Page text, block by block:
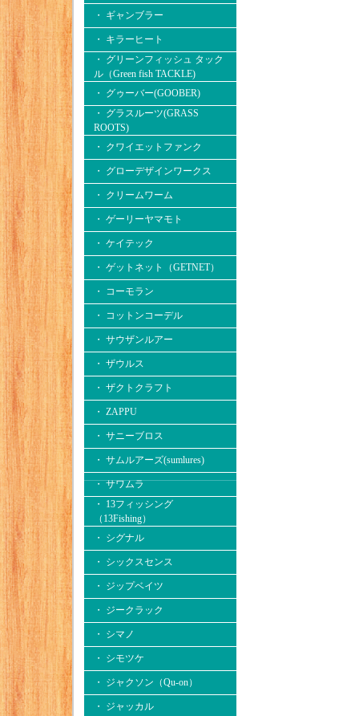
・ ギャンブラー
・ キラーヒート
・ グリーンフィッシュ タック
ル（Green fish TACKLE)
・ グゥーバー(GOOBER)
・ グラスルーツ(GRASS
ROOTS)
・ クワイエットファンク
・ グローデザインワークス
・ クリームワーム
・ ゲーリーヤマモト
・ ケイテック
・ ゲットネット（GETNET）
・ コーモラン
・ コットンコーデル
・ サウザンルアー
・ ザウルス
・ ザクトクラフト
・ ZAPPU
・ サニーブロス
・ サムルアーズ(sumlures)
・ サワムラ
・ 13フィッシング
（13Fishing）
・ シグナル
・ シックスセンス
・ ジップベイツ
・ ジークラック
・ シマノ
・ シモツケ
・ ジャクソン（Qu-on）
・ ジャッカル